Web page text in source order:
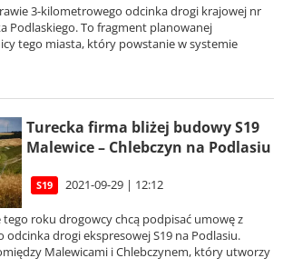
3-kilometrowego odcinka drogi krajowej nr
Podlaskiego. To fragment planowanej
tego miasta, który powstanie w systemie
Turecka firma bliżej budowy S19
Malewice – Chlebczyn na Podlasiu
S19 2021-09-29 | 12:12
roku drogowcy chcą podpisać umowę z
odcinka drogi ekspresowej S19 na Podlasiu.
Malewicami i Chlebczynem, który utworzy